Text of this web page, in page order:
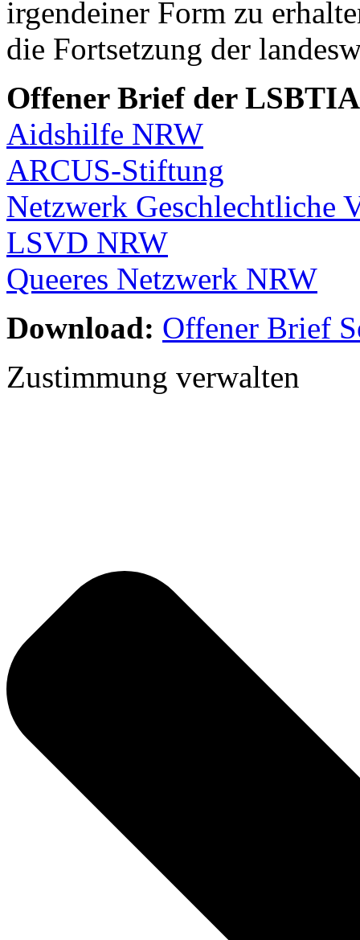
irgendeiner Form zu
die Fortsetzung der
Offener Brief der
Aidshilfe NRW
ARCUS-Stiftung
Netzwerk Geschlechtliche
LSVD NRW
Queeres Netzwerk NRW
Download: Offener Brief
Zustimmung verwalten